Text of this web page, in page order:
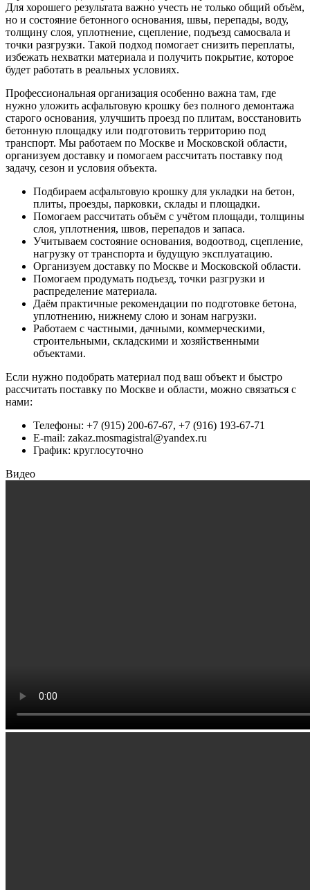
Для хорошего результата важно учесть не только общий объём,
но и состояние бетонного основания, швы, перепады, воду,
толщину слоя, уплотнение, сцепление, подъезд самосвала и
точки разгрузки. Такой подход помогает снизить переплаты,
избежать нехватки материала и получить покрытие, которое
будет работать в реальных условиях.
Профессиональная организация особенно важна там, где
нужно уложить асфальтовую крошку без полного демонтажа
старого основания, улучшить проезд по плитам, восстановить
бетонную площадку или подготовить территорию под
транспорт. Мы работаем по Москве и Московской области,
организуем доставку и помогаем рассчитать поставку под
задачу, сезон и условия объекта.
Подбираем асфальтовую крошку для укладки на бетон,
плиты, проезды, парковки, склады и площадки.
Помогаем рассчитать объём с учётом площади, толщины
слоя, уплотнения, швов, перепадов и запаса.
Учитываем состояние основания, водоотвод, сцепление,
нагрузку от транспорта и будущую эксплуатацию.
Организуем доставку по Москве и Московской области.
Помогаем продумать подъезд, точки разгрузки и
распределение материала.
Даём практичные рекомендации по подготовке бетона,
уплотнению, нижнему слою и зонам нагрузки.
Работаем с частными, дачными, коммерческими,
строительными, складскими и хозяйственными
объектами.
Если нужно подобрать материал под ваш объект и быстро
рассчитать поставку по Москве и области, можно связаться с
нами:
Телефоны: +7 (915) 200-67-67, +7 (916) 193-67-71
E-mail: zakaz.mosmagistral@yandex.ru
График: круглосуточно
Видео